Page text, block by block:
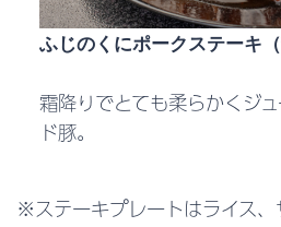
ふじのくにポークステーキ（
霜降りでとても柔らかくジ
ド豚。
※ステーキプレートはライス、